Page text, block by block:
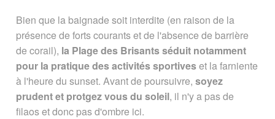
Page créée le 06 avril 2024. Dernière
mise à jour le 07 avril 2024
Vous êtes ici :Accueil/Guide Tourisme/
Explorer La Réunion/Plages/Plage des
Brisants
Signaler une erreur ou Proposer une
Bien que la baignade soit interdite (en raison de la
présence de forts courants et de l'absence de barrière
de corail), la Plage des Brisants séduit notamment
pour la pratique des activités sportiveset la farniente
à l'heure du sunset. Avant de poursuivre, soyez
prudent et protgez vous du soleil, il n'y a pas de
filaos et donc pas d'ombre ici.